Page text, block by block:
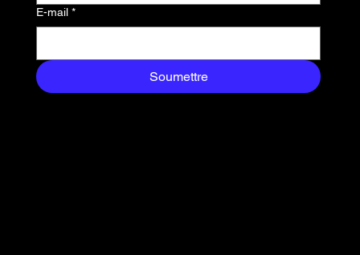
boîte de réception.
E-mail *
Soumettre